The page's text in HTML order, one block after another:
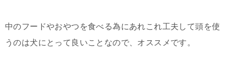
中のフードやおやつを食べる為にあれこれ工夫して頭を使
うのは犬にとって良いことなので、オススメです。